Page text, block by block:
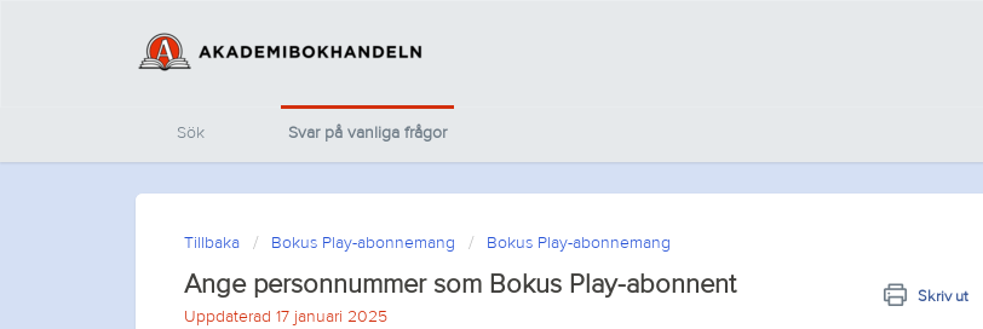
Sök Svar på vanliga frågor
Tillbaka Bokus Play-abonnemang Bokus Play-abonnemang
Ange personnummer som Bokus Play-abonnent Skriv ut
Uppdaterad 17 januari 2025